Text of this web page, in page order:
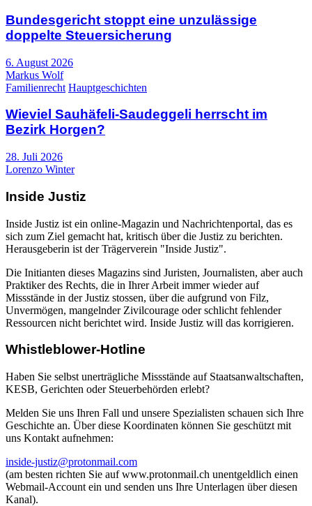
Bundesgericht stoppt eine unzulässige
doppelte Steuersicherung
6. August 2026
Markus Wolf
Familienrecht Hauptgeschichten
Wieviel Sauhäfeli-Saudeggeli herrscht im
Bezirk Horgen?
28. Juli 2026
Lorenzo Winter
Inside Justiz
Inside Justiz ist ein online-Magazin und Nachrichtenportal, das es
sich zum Ziel gemacht hat, kritisch über die Justiz zu berichten.
Herausgeberin ist der Trägerverein "Inside Justiz".
Die Initianten dieses Magazins sind Juristen, Journalisten, aber auch
Praktiker des Rechts, die in Ihrer Arbeit immer wieder auf
Missstände in der Justiz stossen, über die aufgrund von Filz,
Unvermögen, mangelnder Zivilcourage oder schlicht fehlender
Ressourcen nicht berichtet wird. Inside Justiz will das korrigieren.
Whistleblower-Hotline
Haben Sie selbst unerträgliche Missstände auf Staatsanwaltschaften,
KESB, Gerichten oder Steuerbehörden erlebt?
Melden Sie uns Ihren Fall und unsere Spezialisten schauen sich Ihre
Geschichte an. Über diese Koordinaten können Sie geschützt mit
uns Kontakt aufnehmen:
inside-justiz@protonmail.com
(am besten richten Sie auf www.protonmail.ch unentgeldlich einen
Webmail-Account ein und senden uns Ihre Unterlagen über diesen
Kanal).